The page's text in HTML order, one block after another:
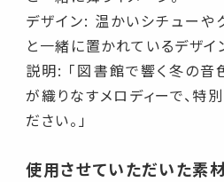
デザイン: 温かいシチューや
と一緒に置かれているデザイ
説明: 「図書館で響く冬の音
が織りなすメロディーで、特
ださい。」
使用させていただいた素